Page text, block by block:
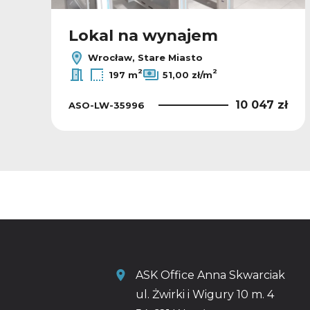
Lokal na wynajem
Wrocław, Stare Miasto
197 m2 51,00 zł/m2
ASO-LW-35996 10 047 zł
ASK Office Anna Skwarciak
ul. Żwirki i Wigury 10 m. 4